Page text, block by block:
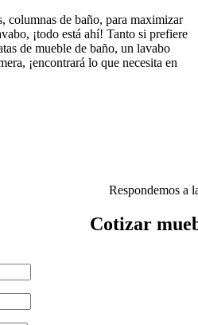
columnas de baño, para maximizar
¡todo está ahí! Tanto si prefiere
de mueble de baño, un lavabo
¡encontrará lo que necesita en
Respondemos a
Cotizar